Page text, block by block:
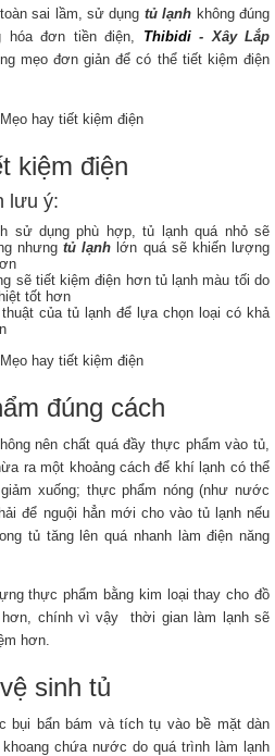
sai lầm, sử dụng tủ lạnh không đúng
hóa đơn tiền điện, Thibidi- Xây Lắp
mẹo đơn giản để có thể tiết kiệm điện
kiệm điện
lưu ý:
sử dụng phù hợp, tủ lạnh quá nhỏ sẽ
nhưngtủ lạnh lớn quá sẽ khiến lượng
sẽ tiết kiệm điện hơn tủ lạnh màu tối do
tốt hơn
của tủ lạnh để lựa chọn loại có khả
đúng cách
nên chất quá đầy thực phẩm vào tủ,
ra một khoảng cách để khí lạnh có thể
xuống; thực phẩm nóng (như nước
để nguội hẳn mới cho vào tủ lạnh nếu
tủ tăng lên quá nhanh làm điện năng
thực phẩm bằng kim loại thay cho đồ
chính vì vậy thời gian làm lạnh sẽ
hơn.
sinh tủ
bụi bẩn bám và tích tụ vào bề mặt dàn
chứa nước do quá trình làm lạnh